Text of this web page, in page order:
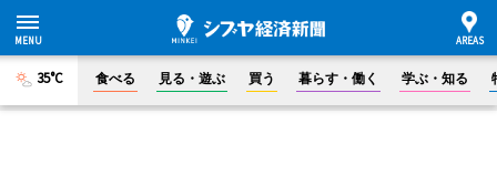
35°C 食べる 見る・遊ぶ 買う 暮らす・働く 学ぶ・知る